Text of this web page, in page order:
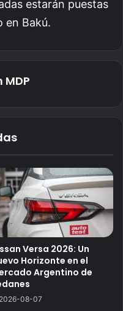
estarán puestas
en Bakú.
Versa 2026: Un
Horizonte en el
Argentino de
2026-08-07